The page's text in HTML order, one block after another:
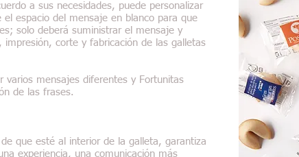
a sus necesidades, puede personalizar
espacio del mensaje en blanco para que
solo deberá suministrar el mensaje y
impresión, corte y fabricación de las galletas
varios mensajes diferentes y Fortunitas
de las frases.
que esté al interior de la galleta, garantiza
experiencia, una comunicación más